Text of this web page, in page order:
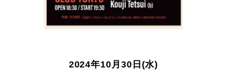
2024年10月30日(水)